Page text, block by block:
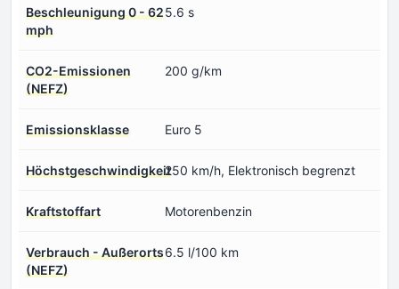
Beschleunigung 0 - 62
mph
5.6 s
CO2-Emissionen
(NEFZ)
200 g/km
Emissionsklasse Euro 5
Höchstgeschwindigkeit250 km/h, Elektronisch begrenzt
Kraftstoffart Motorenbenzin
Verbrauch - Außerorts
(NEFZ)
6.5 l/100 km